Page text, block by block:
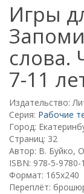
Игры
слова.
7-11
Издательство:
Серия: Рабочие
Город:
Страниц: 32
Автор: В. Буйко,
ISBN: 978-5-9780-
Формат: 165х240
Переплёт: